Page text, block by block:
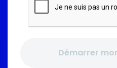
Démarrer